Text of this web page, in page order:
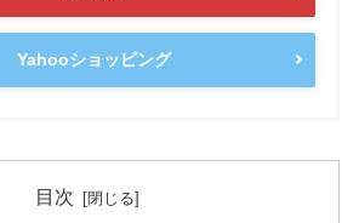
Yahooショッピング
目次